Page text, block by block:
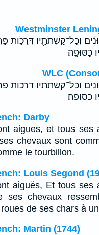
Westminster
וְכָל־קַשְּׁתֹתָ֖יו דְּרֻכֹ֑ות
כַּסּוּפָֽה׃
WLC
וכל־קשתתיו דרכות
כסופה׃
Darby
aigues, et tous ses
chevaux sont
le tourbillon.
Louis Segond
aiguës, Et tous ses
ses chevaux
de ses chars à
Martin (1744)